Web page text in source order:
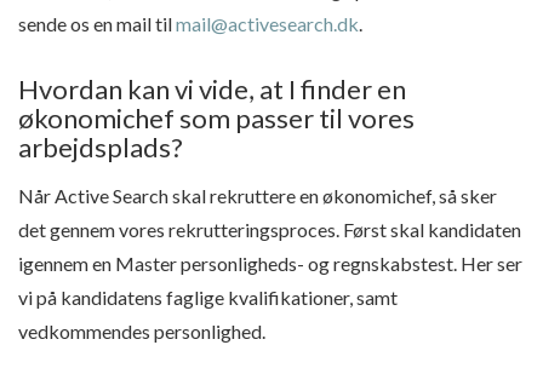
sende os en mail tilmail@activesearch.dk.
Hvordan kan vi vide, at I finder en
økonomichef som passer til vores
arbejdsplads?
Når Active Search skal rekruttere en økonomichef, så sker
det gennem vores rekrutteringsproces. Først skal kandidaten
igennem en Master personligheds- og regnskabstest. Her ser
vi på kandidatens faglige kvalifikationer, samt
vedkommendes personlighed.